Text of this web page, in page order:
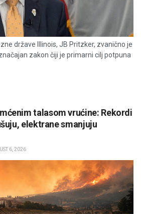
države Illinois, JB Pritzker, zvanično je
zakon čiji je primarni cilj potpuna
talasom vrućine: Rekordi
elektrane smanjuju
6, 2026